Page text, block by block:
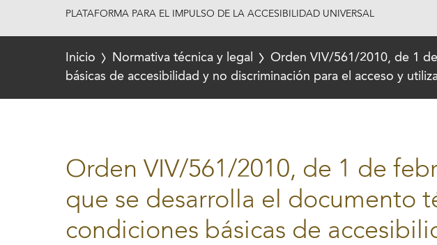
PLATAFORMA PARA EL IMPULSO DE LA ACCESIBILIDAD UNIVERSAL
Inicio Normativa técnica y legal
Orden VIV/561/2010, de 1
básicas de accesibilidad y no discriminación para el acceso y
Orden VIV/561/2010, de 1 de
que se desarrolla el documento
condiciones básicas de